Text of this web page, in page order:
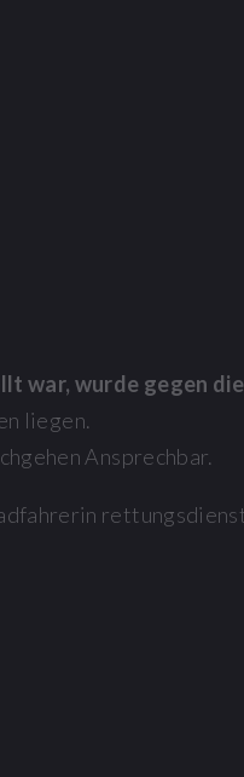
war, wurde gegen
liegen.
Ansprechbar.